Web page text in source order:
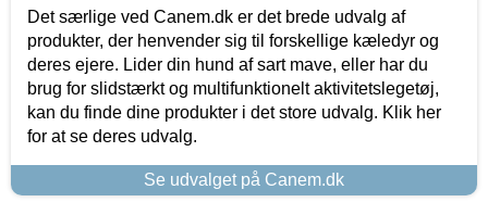
Det særlige ved Canem.dk er det brede udvalg af
produkter, der henvender sig til forskellige kæledyr og
deres ejere. Lider din hund af sart mave, eller har du
brug for slidstærkt og multifunktionelt aktivitetslegetøj,
kan du finde dine produkter i det store udvalg. Klik her
for at se deres udvalg.
Se udvalget på Canem.dk